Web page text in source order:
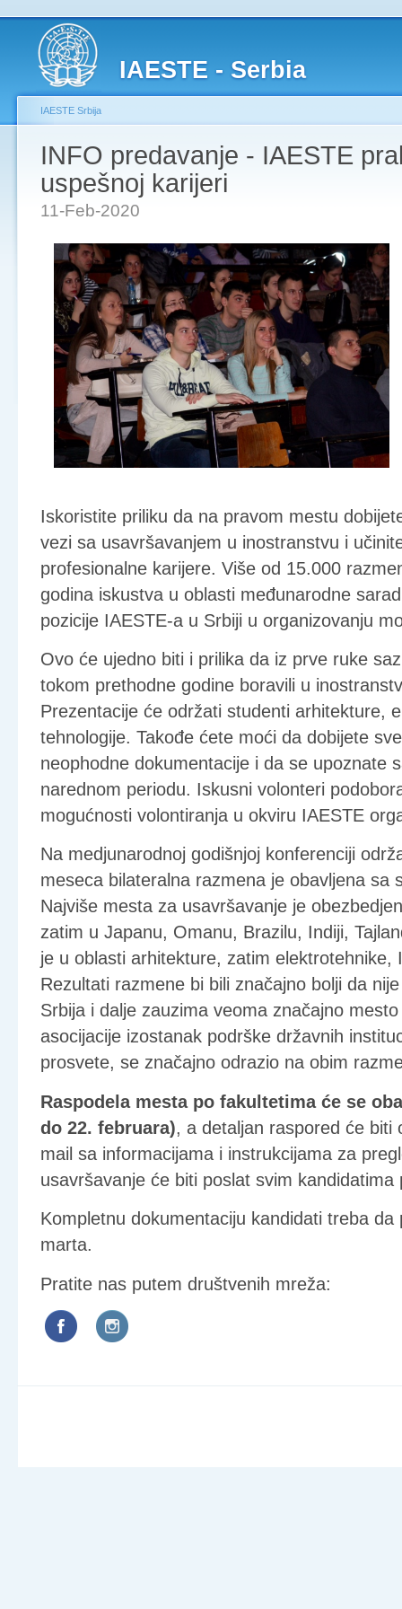
IAESTE - Serbia
IAESTE Srbija
INFO predavanje - IAESTE
uspešnoj karijeri
11-Feb-2020
Iskoristite priliku da na pravom mestu
vezi sa usavršavanjem u inostranstvu i
profesionalne karijere. Više od 15.000
godina iskustva u oblasti međunarodne
pozicije IAESTE-a u Srbiji u organizovanju
Ovo će ujedno biti i prilika da iz prve ruke
tokom prethodne godine boravili u
Prezentacije će održati studenti arhitekture,
tehnologije. Takođe ćete moći da dobijete
neophodne dokumentacije i da se upoznate
narednom periodu. Iskusni volonteri
mogućnosti volontiranja u okviru IAESTE
Na medjunarodnoj godišnjoj konferenciji
meseca bilateralna razmena je obavljena sa
Najviše mesta za usavršavanje je
zatim u Japanu, Omanu, Brazilu, Indiji,
je u oblasti arhitekture, zatim elektrotehnike,
Rezultati razmene bi bili značajno bolji da
Srbija i dalje zauzima veoma značajno
asocijacije izostanak podrške državnih
prosvete, se značajno odrazio na obim
Raspodela mesta po fakultetima će se
do 22. februara), a detaljan raspored će biti
mail sa informacijama i instrukcijama za
usavršavanje će biti poslat svim kandidatima
Kompletnu dokumentaciju kandidati treba
marta.
Pratite nas putem društvenih mreža: